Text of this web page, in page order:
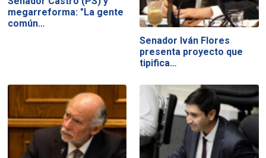
megarreforma: "La gente
común…
Senador Iván Flores
presenta proyecto que
tipifica…